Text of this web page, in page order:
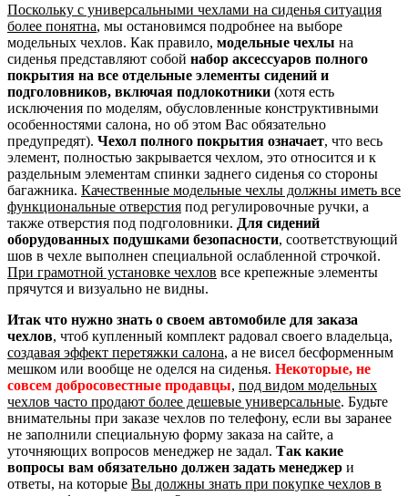
Поскольку с универсальными чехлами на сиденья ситуация
более понятна, мы остановимся подробнее на выборе
модельных чехлов. Как правило, модельные чехлы на
сиденья представляют собой набор аксессуаров полного
покрытия на все отдельные элементы сидений и
подголовников, включая подлокотники (хотя есть
исключения по моделям, обусловленные конструктивными
особенностями салона, но об этом Вас обязательно
предупредят). Чехол полного покрытия означает, что весь
элемент, полностью закрывается чехлом, это относится и к
раздельным элементам спинки заднего сиденья со стороны
багажника. Качественные модельные чехлы должны иметь все
функциональные отверстия под регулировочные ручки, а
также отверстия под подголовники. Для сидений
оборудованных подушками безопасности, соответствующий
шов в чехле выполнен специальной ослабленной строчкой.
При грамотной установке чехлов все крепежные элементы
прячутся и визуально не видны.
Итак что нужно знать о своем автомобиле для заказа
чехлов, чтоб купленный комплект радовал своего владельца,
создавая эффект перетяжки салона, а не висел бесформенным
мешком или вообще не оделся на сиденья. Некоторые, не
совсем добросовестные продавцы, под видом модельных
чехлов часто продают более дешевые универсальные. Будьте
внимательны при заказе чехлов по телефону, если вы заранее
не заполнили специальную форму заказа на сайте, а
уточняющих вопросов менеджер не задал. Так какие
вопросы вам обязательно должен задать менеджер и
ответы, на которые Вы должны знать при покупке чехлов в